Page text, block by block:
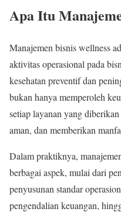
Apa Itu
Manajemen bisnis wellness
aktivitas operasional pada
kesehatan preventif dan
bukan hanya memperoleh
setiap layanan yang
aman, dan memberikan
Dalam praktiknya,
berbagai aspek, mulai dari
penyusunan standar
pengendalian keuangan,